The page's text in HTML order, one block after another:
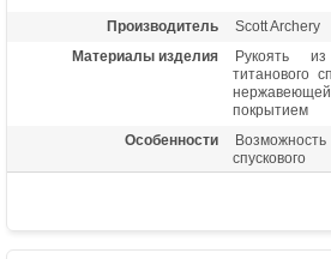
Производитель
Scott Archery
Материалы изделия
Рукоять
титанового
покрытием
Особенности
пальцами,Т-